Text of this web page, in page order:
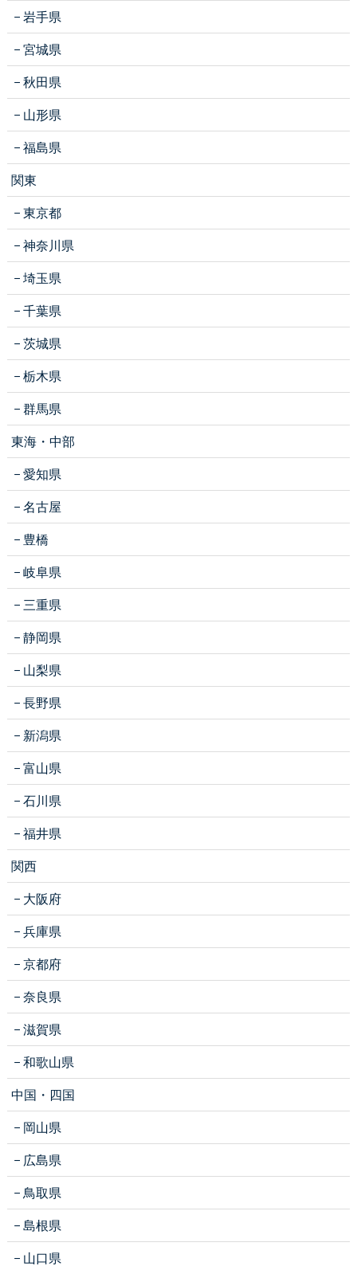
岩手県
宮城県
秋田県
山形県
福島県
関東
東京都
神奈川県
埼玉県
千葉県
茨城県
栃木県
群馬県
東海・中部
愛知県
名古屋
豊橋
岐阜県
三重県
静岡県
山梨県
長野県
新潟県
富山県
石川県
福井県
関西
大阪府
兵庫県
京都府
奈良県
滋賀県
和歌山県
中国・四国
岡山県
広島県
鳥取県
島根県
山口県